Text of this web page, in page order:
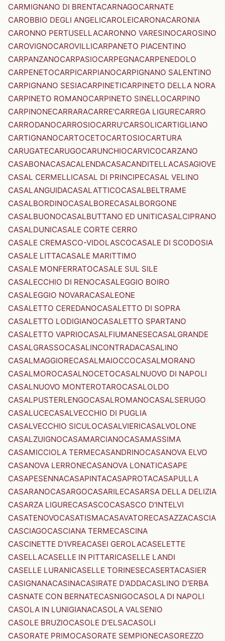
CARMIGNANO DI BRENTACARNAGOCARNATE
CAROBBIO DEGLI ANGELICAROLEICARONACARONIA
CARONNO PERTUSELLACARONNO VARESINOCAROSINO
CAROVIGNOCAROVILLICARPANETO PIACENTINO
CARPANZANOCARPASIOCARPEGNACARPENEDOLO
CARPENETOCARPICARPIANOCARPIGNANO SALENTINO
CARPIGNANO SESIACARPINETICARPINETO DELLA NORA
CARPINETO ROMANOCARPINETO SINELLOCARPINO
CARPINONECARRARACARRE'CARREGA LIGURECARRO
CARRODANOCARROSIOCARRU'CARSOLICARTIGLIANO
CARTIGNANOCARTOCETOCARTOSIOCARTURA
CARUGATECARUGOCARUNCHIOCARVICOCARZANO
CASABONACASACALENDACASACANDITELLACASAGIOVE
CASAL CERMELLICASAL DI PRINCIPECASAL VELINO
CASALANGUIDACASALATTICOCASALBELTRAME
CASALBORDINOCASALBORECASALBORGONE
CASALBUONOCASALBUTTANO ED UNITICASALCIPRANO
CASALDUNICASALE CORTE CERRO
CASALE CREMASCO-VIDOLASCOCASALE DI SCODOSIA
CASALE LITTACASALE MARITTIMO
CASALE MONFERRATOCASALE SUL SILE
CASALECCHIO DI RENOCASALEGGIO BOIRO
CASALEGGIO NOVARACASALEONE
CASALETTO CEREDANOCASALETTO DI SOPRA
CASALETTO LODIGIANOCASALETTO SPARTANO
CASALETTO VAPRIOCASALFIUMANESECASALGRANDE
CASALGRASSOCASALINCONTRADACASALINO
CASALMAGGIORECASALMAIOCCOCASALMORANO
CASALMOROCASALNOCETOCASALNUOVO DI NAPOLI
CASALNUOVO MONTEROTAROCASALOLDO
CASALPUSTERLENGOCASALROMANOCASALSERUGO
CASALUCECASALVECCHIO DI PUGLIA
CASALVECCHIO SICULOCASALVIERICASALVOLONE
CASALZUIGNOCASAMARCIANOCASAMASSIMA
CASAMICCIOLA TERMECASANDRINOCASANOVA ELVO
CASANOVA LERRONECASANOVA LONATICASAPE
CASAPESENNACASAPINTACASAPROTACASAPULLA
CASARANOCASARGOCASARILECASARSA DELLA DELIZIA
CASARZA LIGURECASASCOCASASCO D'INTELVI
CASATENOVOCASATISMACASAVATORECASAZZACASCIA
CASCIAGOCASCIANA TERMECASCINA
CASCINETTE D'IVREACASEI GEROLACASELETTE
CASELLACASELLE IN PITTARICASELLE LANDI
CASELLE LURANICASELLE TORINESECASERTACASIER
CASIGNANACASINACASIRATE D'ADDACASLINO D'ERBA
CASNATE CON BERNATECASNIGOCASOLA DI NAPOLI
CASOLA IN LUNIGIANACASOLA VALSENIO
CASOLE BRUZIOCASOLE D'ELSACASOLI
CASORATE PRIMOCASORATE SEMPIONECASOREZZO